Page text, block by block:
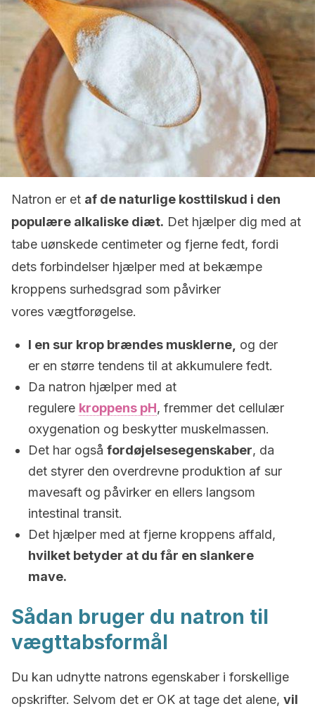
Natron er et af de naturlige kosttilskud i den
populære alkaliske diæt. Det hjælper dig med at
tabe uønskede centimeter og fjerne fedt, fordi
dets forbindelser hjælper med at bekæmpe
kroppens surhedsgrad som påvirker
vores vægtforøgelse.
I en sur krop brændes musklerne, og der
er en større tendens til at akkumulere fedt.
Da natron hjælper med at
regulere kroppens pH, fremmer det cellulær
oxygenation og beskytter muskelmassen.
Det har også fordøjelsesegenskaber, da
det styrer den overdrevne produktion af sur
mavesaft og påvirker en ellers langsom
intestinal transit.
Det hjælper med at fjerne kroppens affald,
hvilket betyder at du får en slankere
mave.
Sådan bruger du natron til
vægttabsformål
Du kan udnytte natrons egenskaber i forskellige
opskrifter. Selvom det er OK at tage det alene, vil